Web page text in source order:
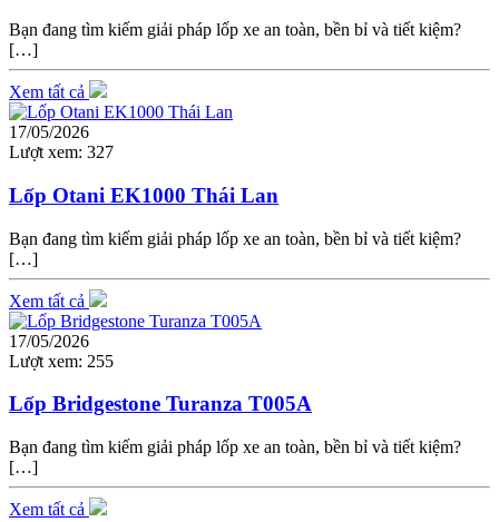
Bạn đang tìm kiếm giải pháp lốp xe an toàn, bền bỉ và tiết kiệm?
[…]
Xem tất cả
17/05/2026
Lượt xem: 327
Lốp Otani EK1000 Thái Lan
Bạn đang tìm kiếm giải pháp lốp xe an toàn, bền bỉ và tiết kiệm?
[…]
Xem tất cả
17/05/2026
Lượt xem: 255
Lốp Bridgestone Turanza T005A
Bạn đang tìm kiếm giải pháp lốp xe an toàn, bền bỉ và tiết kiệm?
[…]
Xem tất cả